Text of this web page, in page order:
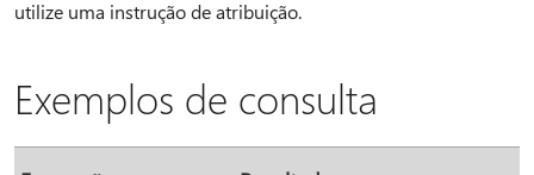
utilize uma instrução de atribuição.
Exemplos de consulta